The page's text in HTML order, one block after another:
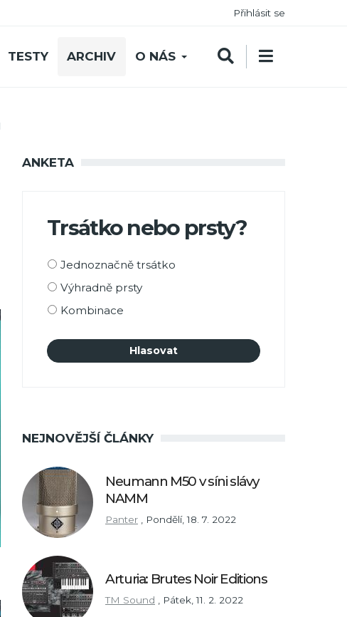
Přihlásit se
TESTY ARCHIV O NÁS
ANKETA
Trsátko nebo prsty?
Možnosti
Jednoznačně trsátko
Výhradně prsty
Kombinace
NEJNOVĚJŠÍ ČLÁNKY
Neumann M50 v síni slávy
NAMM
Panter Pondělí, 18. 7. 2022
Arturia: Brutes Noir Editions
TM Sound Pátek, 11. 2. 2022